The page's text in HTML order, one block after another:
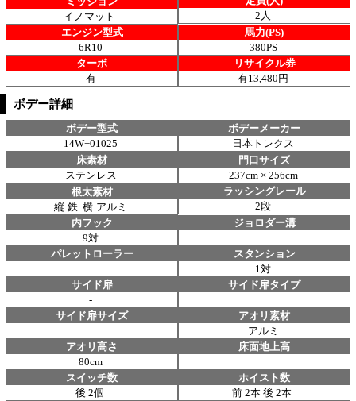
イノマット
2人
エンジン型式
6R10
馬力(PS)
380PS
ターボ
有
リサイクル券
有13,480円
ボデー詳細
ボデー型式
14W−01025
ボデーメーカー
日本トレクス
床素材
ステンレス
門口サイズ
237cm × 256cm
根太素材
縦:鉄 横:アルミ
ラッシングレール
2段
内フック
9対
ジョロダー溝
パレットローラー
スタンション
1対
サイド扉
-
サイド扉タイプ
サイド扉サイズ
アオリ素材
アルミ
アオリ高さ
80cm
床面地上高
スイッチ数
後 2個
ホイスト数
前 2本 後 2本